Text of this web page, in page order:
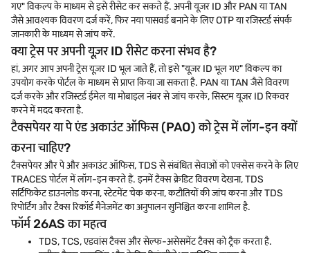
गए" विकल्प के माध्यम से इसे रीसेट कर सकते हैं. अपनी यूज़र ID और PAN या TAN
जैसे आवश्यक विवरण दर्ज करें, फिर नया पासवर्ड बनाने के लिए OTP या रजिस्टर्ड संपर्क
जानकारी के माध्यम से जांच करें.
क्या ट्रेस पर अपनी यूज़र ID रीसेट करना संभव है?
हां, अगर आप अपनी ट्रेस यूज़र ID भूल जाते हैं, तो इसे "यूज़र ID भूल गए" विकल्प का
उपयोग करके पोर्टल के माध्यम से प्राप्त किया जा सकता है. PAN या TAN जैसे विवरण
दर्ज करके और रजिस्टर्ड ईमेल या मोबाइल नंबर से जांच करके, सिस्टम यूज़र ID रिकवर
करने में मदद करता है.
टैक्सपेयर या पे एंड अकाउंट ऑफिस (PAO) को ट्रेस में लॉग-इन क्यों
करना चाहिए?
टैक्सपेयर और पे और अकाउंट ऑफिस, TDS से संबंधित सेवाओं को एक्सेस करने के लिए
TRACES पोर्टल में लॉग-इन करते हैं. इनमें टैक्स क्रेडिट विवरण देखना, TDS
सर्टिफिकेट डाउनलोड करना, स्टेटमेंट चेक करना, कटौतियों की जांच करना और TDS
रिपोर्टिंग और टैक्स रिकॉर्ड मैनेजमेंट का अनुपालन सुनिश्चित करना शामिल है.
फॉर्म 26AS का महत्व
TDS, TCS, एडवांस टैक्स और सेल्फ-असेसमेंट टैक्स को ट्रैक करता है.